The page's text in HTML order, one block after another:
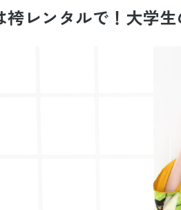
袴レンタルで！大学